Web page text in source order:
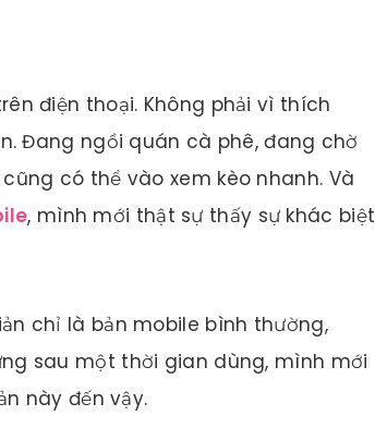
điện thoại. Không phải vì thích
Đang ngồi quán cà phê, đang chờ
có thể vào xem kèo nhanh. Và
, mình mới thật sự thấy sự khác biệt
chỉ là bản mobile bình thường,
sau một thời gian dùng, mình mới
này đến vậy.